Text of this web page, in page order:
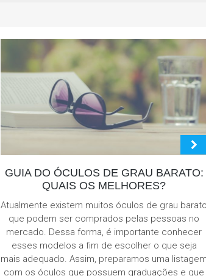
GUIA DO ÓCULOS DE GRAU BARATO:
QUAIS OS MELHORES?
Atualmente existem muitos óculos de grau barato
que podem ser comprados pelas pessoas no
mercado. Dessa forma, é importante conhecer
esses modelos a fim de escolher o que seja
mais adequado. Assim, preparamos uma listagem
com os óculos que possuem graduações e que